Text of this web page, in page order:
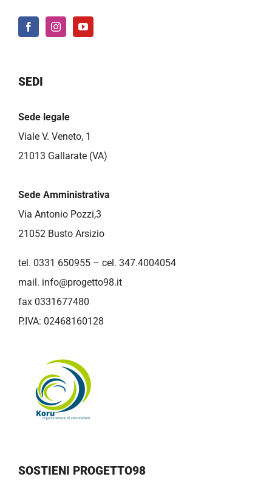
SEDI
Sede legale
Viale V. Veneto, 1
21013 Gallarate (VA)
Sede Amministrativa
Via Antonio Pozzi,3
21052 Busto Arsizio
tel. 0331 650955 – cel. 347.4004054
mail. info@progetto98.it
fax 0331677480
P.IVA: 02468160128
SOSTIENI PROGETTO98